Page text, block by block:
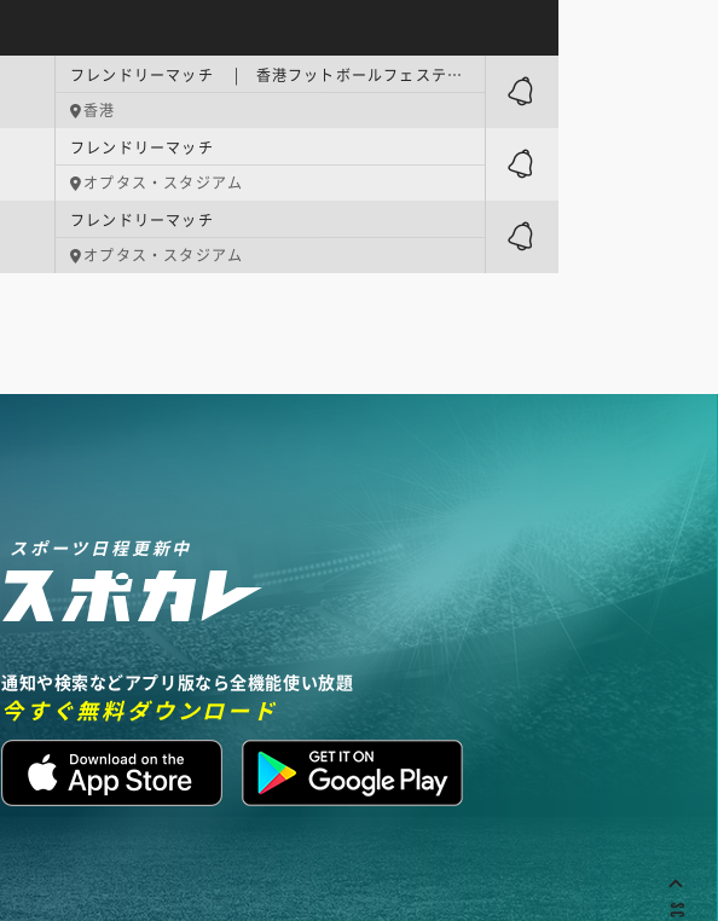
フレンドリーマッチ | 香港フットボールフェスティバル
香港
フレンドリーマッチ
オプタス・スタジアム
フレンドリーマッチ
オプタス・スタジアム
スポーツ日程更新中
通知や検索などアプリ版なら全機能使い放題
今すぐ無料ダウンロード